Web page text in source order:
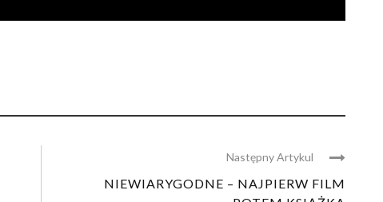
Następny Artykul
NIEWIARYGODNE – NAJPIERW FILM